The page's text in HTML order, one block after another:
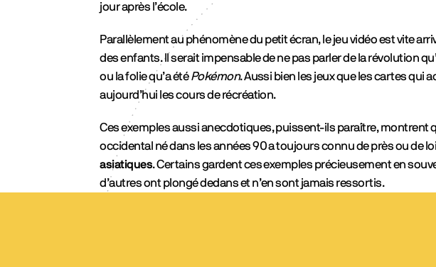
jour après l’école.
Parallèlement au phénomène du petit écran, le jeu vidéo est vite
des enfants. Il serait impensable de ne pas parler de la révolution
ou la folie qu’a étéPokémon. Aussi bien les jeux que les cartes qui
aujourd’hui les cours de récréation.
Ces exemples aussi anecdotiques, puissent-ils paraître, montrent
occidental né dans les années 90 a toujours connu de près ou de
asiatiques. Certains gardent ces exemples précieusement en
d’autres ont plongé dedans et n’en sont jamais ressortis.